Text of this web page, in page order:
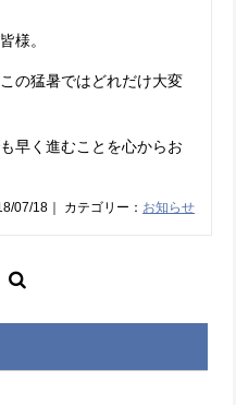
様。
の猛暑ではどれだけ大変
早く進むことを心からお
07/18｜ カテゴリー： お知らせ